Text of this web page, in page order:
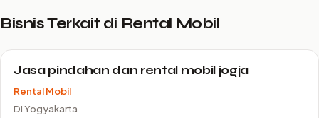
Bisnis Terkait di Rental Mobil
Jasa pindahan dan rental mobil jogja
Rental Mobil
DI Yogyakarta